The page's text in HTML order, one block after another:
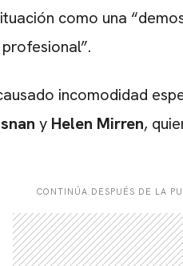
como una
incomodidad
y Helen Mirren,
CONTINÚA DESPUÉS DE LA